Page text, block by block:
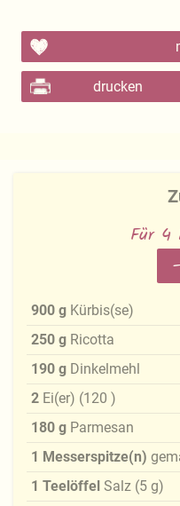
drucken
Für 4
900 g Kürbis(se)
250 g Ricotta
190 g Dinkelmehl
2 Ei(er) (120 )
180 g Parmesan
1 Messerspitze(n)
1 Teelöffel Salz (5 g)